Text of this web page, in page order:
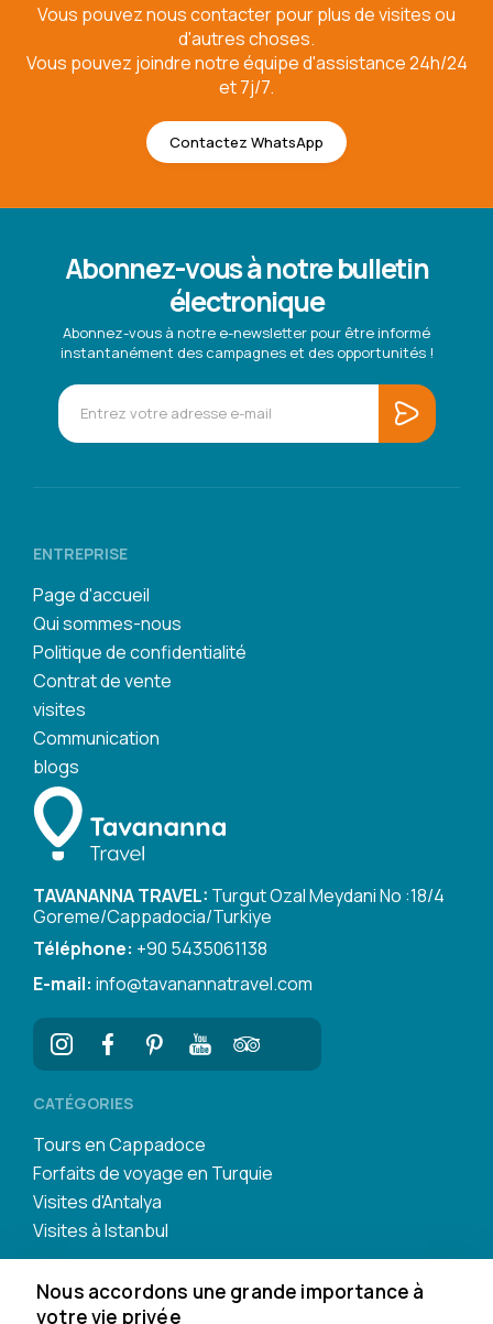
Vous pouvez nous contacter pour plus de visites ou
d'autres choses.
Vous pouvez joindre notre équipe d'assistance 24h/24
et 7j/7.
Contactez WhatsApp
Abonnez-vous à notre bulletin
électronique
Abonnez-vous à notre e-newsletter pour être informé
instantanément des campagnes et des opportunités !
ENTREPRISE
Page d'accueil
Qui sommes-nous
Politique de confidentialité
Contrat de vente
visites
Communication
blogs
TAVANANNA TRAVEL: Turgut Ozal Meydani No :18/4
Goreme/Cappadocia/Turkiye
Téléphone: +90 5435061138
E-mail: info@tavanannatravel.com
CATÉGORIES
Tours en Cappadoce
Forfaits de voyage en Turquie
Visites d'Antalya
Visites à Istanbul
Nous accordons une grande importance à
votre vie privée